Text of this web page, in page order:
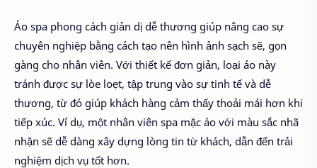
Áo spa phong cách giản dị dễ thương giúp nâng cao sự
chuyên nghiệp bằng cách tạo nên hình ảnh sạch sẽ, gọn
gàng cho nhân viên. Với thiết kế đơn giản, loại áo này
tránh được sự lòe loẹt, tập trung vào sự tinh tế và dễ
thương, từ đó giúp khách hàng cảm thấy thoải mái hơn khi
tiếp xúc. Ví dụ, một nhân viên spa mặc áo với màu sắc nhã
nhặn sẽ dễ dàng xây dựng lòng tin từ khách, dẫn đến trải
nghiệm dịch vụ tốt hơn.